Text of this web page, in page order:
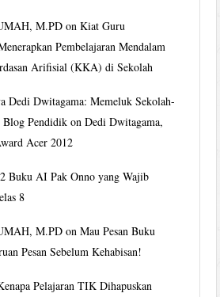
M.PD onKiat Guru
Pembelajaran Mendalam
Arifisial (KKA) di Sekolah
Dedi Dwitagama: Memeluk Sekolah-
Blog Pendidik onDedi Dwitagama,
Acer 2012
Buku AI Pak Onno yang Wajib
8
M.PD onMau Pesan Buku
Pesan Sebelum Kehabisan!
Pelajaran TIK Dihapuskan